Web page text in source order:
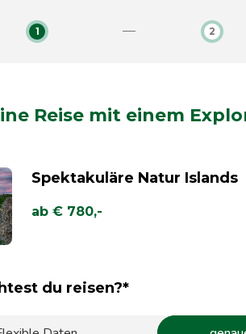
1 2
Reise mit einem
Spektakuläre Natur Islands
ab € 780,-
du reisen?*